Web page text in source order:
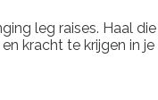
leg raises. Haal
kracht te krijgen in